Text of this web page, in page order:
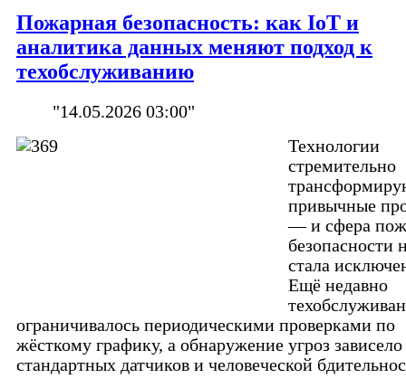
Пожарная безопасность: как IoT и
аналитика данных меняют подход к
техобслуживанию
"14.05.2026 03:00"
Технологии
стремительно
привычные
— и сфера
безопасности
стала
Ещё недавно
ограничивалось периодическими проверками по
жёсткому графику, а обнаружение угроз зависело
стандартных датчиков и человеческой